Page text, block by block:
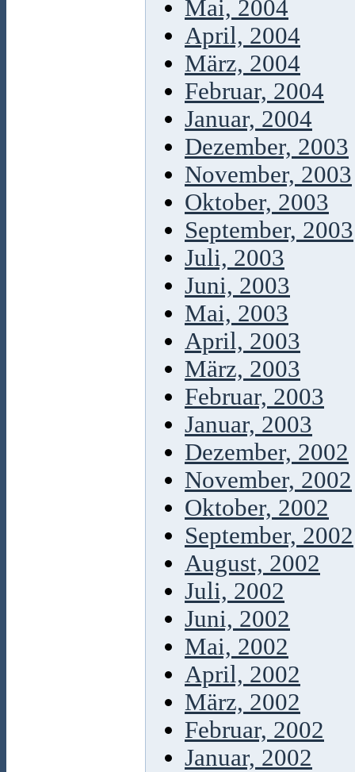
Mai, 2004
April, 2004
März, 2004
Februar, 2004
Januar, 2004
Dezember, 2003
November, 2003
Oktober, 2003
September, 2003
Juli, 2003
Juni, 2003
Mai, 2003
April, 2003
März, 2003
Februar, 2003
Januar, 2003
Dezember, 2002
November, 2002
Oktober, 2002
September, 2002
August, 2002
Juli, 2002
Juni, 2002
Mai, 2002
April, 2002
März, 2002
Februar, 2002
Januar, 2002